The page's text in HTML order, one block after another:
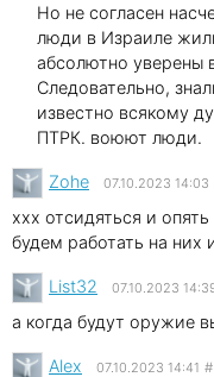
Но не согласен
люди в Израиле
абсолютно уверены
Следовательно,
известно всякому
ПТРК. воюют люди.
Zohe 07.10.2023 14:03
xxx отсидяться и
будем работать на них
List32 07.10.2023
а когда будут оружие
Alex 07.10.2023 14:41 #